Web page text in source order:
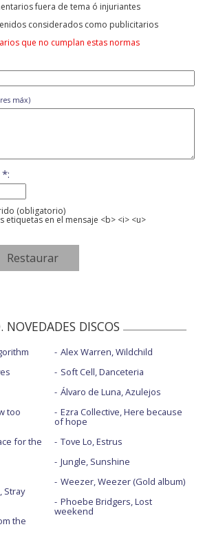
fuera de tema ó injuriantes
considerados como publicitarios
que no cumplan estas normas
máx)
(obligatorio)
etiquetas en el mensaje <b> <i> <u>
NOVEDADES DISCOS
too
for the
Stray
the
Alex Warren, Wildchild
Soft Cell, Danceteria
Álvaro de Luna, Azulejos
Ezra Collective, Here because
of hope
Tove Lo, Estrus
Jungle, Sunshine
Weezer, Weezer (Gold album)
Phoebe Bridgers, Lost
weekend